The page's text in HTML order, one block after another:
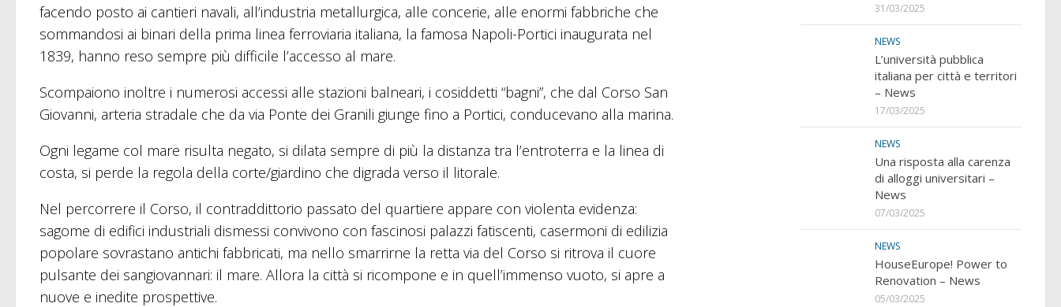
facendo posto ai cantieri navali, all’industria metallurgica, alle concerie, alle enormi fabbriche che
sommandosi ai binari della prima linea ferroviaria italiana, la famosa Napoli-Portici inaugurata nel
1839, hanno reso sempre più difficile l’accesso al mare.
Scompaiono inoltre i numerosi accessi alle stazioni balneari, i cosiddetti “bagni”, che dal Corso San
Giovanni, arteria stradale che da via Ponte dei Granili giunge fino a Portici, conducevano alla marina.
Ogni legame col mare risulta negato, si dilata sempre di più la distanza tra l’entroterra e la linea di
costa, si perde la regola della corte/giardino che digrada verso il litorale.
Nel percorrere il Corso, il contraddittorio passato del quartiere appare con violenta evidenza:
sagome di edifici industriali dismessi convivono con fascinosi palazzi fatiscenti, casermoni di edilizia
popolare sovrastano antichi fabbricati, ma nello smarrirne la retta via del Corso si ritrova il cuore
pulsante dei sangiovannari: il mare. Allora la città si ricompone e in quell’immenso vuoto, si apre a
nuove e inedite prospettive.
31/03/2025
NEWS
L’università pubblica
italiana per città e territori
– News
17/03/2025
NEWS
Una risposta alla carenza
di alloggi universitari –
News
07/03/2025
NEWS
HouseEurope! Power to
Renovation – News
05/03/2025